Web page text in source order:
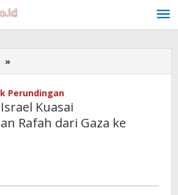
»
Militer
Kuasai
penyeberangan
Rafah
Perundingan
Kuasai
Rafah dari Gaza ke